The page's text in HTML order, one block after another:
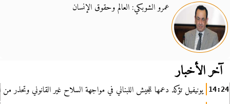
عمرو الشوبكي: العالم وحقوق الإنسان
آخر الأخبار
14:24
يونيفيل تؤكد دعمها للجيش اللبناني في مواجهة السلاح غير القانوني وتحذر من